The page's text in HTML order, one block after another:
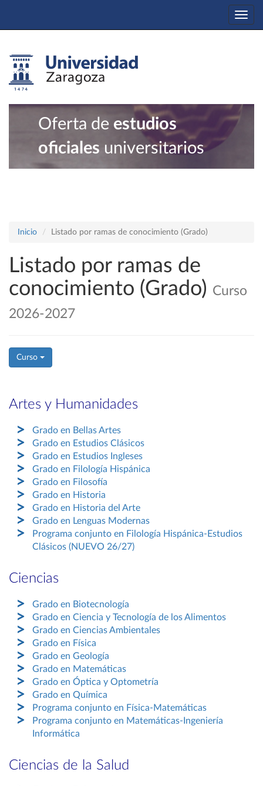
Oferta de estudios
oficiales universitarios
Inicio Listado por ramas de conocimiento (Grado)
Listado por ramas de
conocimiento (Grado) Curso
2026-2027
Curso
Artes y Humanidades
Grado en Bellas Artes
Grado en Estudios Clásicos
Grado en Estudios Ingleses
Grado en Filología Hispánica
Grado en Filosofía
Grado en Historia
Grado en Historia del Arte
Grado en Lenguas Modernas
Programa conjunto en Filología Hispánica-Estudios
Clásicos (NUEVO 26/27)
Ciencias
Grado en Biotecnología
Grado en Ciencia y Tecnología de los Alimentos
Grado en Ciencias Ambientales
Grado en Física
Grado en Geología
Grado en Matemáticas
Grado en Óptica y Optometría
Grado en Química
Programa conjunto en Física-Matemáticas
Programa conjunto en Matemáticas-Ingeniería
Informática
Ciencias de la Salud